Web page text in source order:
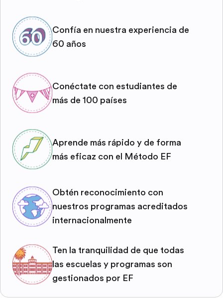
Confía en nuestra experiencia de
60 años
Conéctate con estudiantes de
más de 100 países
Aprende más rápido y de forma
más eficaz con el Método EF
Obtén reconocimiento con
nuestros programas acreditados
internacionalmente
Ten la tranquilidad de que todas
las escuelas y programas son
gestionados por EF